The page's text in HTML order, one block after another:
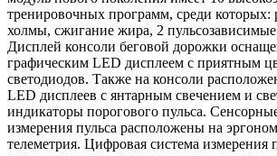
тренировочных программ, среди
холмы, сжигание жира, 2
Дисплей консоли беговой дорожки
графическим LED дисплеем с приятным
светодиодов. Также на консоли
LED дисплеев с янтарным свечением и
индикаторы порогового пульса.
измерения пульса расположены на
телеметрия. Цифровая система измерения